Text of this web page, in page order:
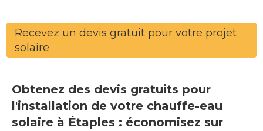
Recevez un devis gratuit pour votre projet
solaire
Obtenez des devis gratuits pour
l'installation de votre chauffe-eau
solaire à Étaples : économisez sur